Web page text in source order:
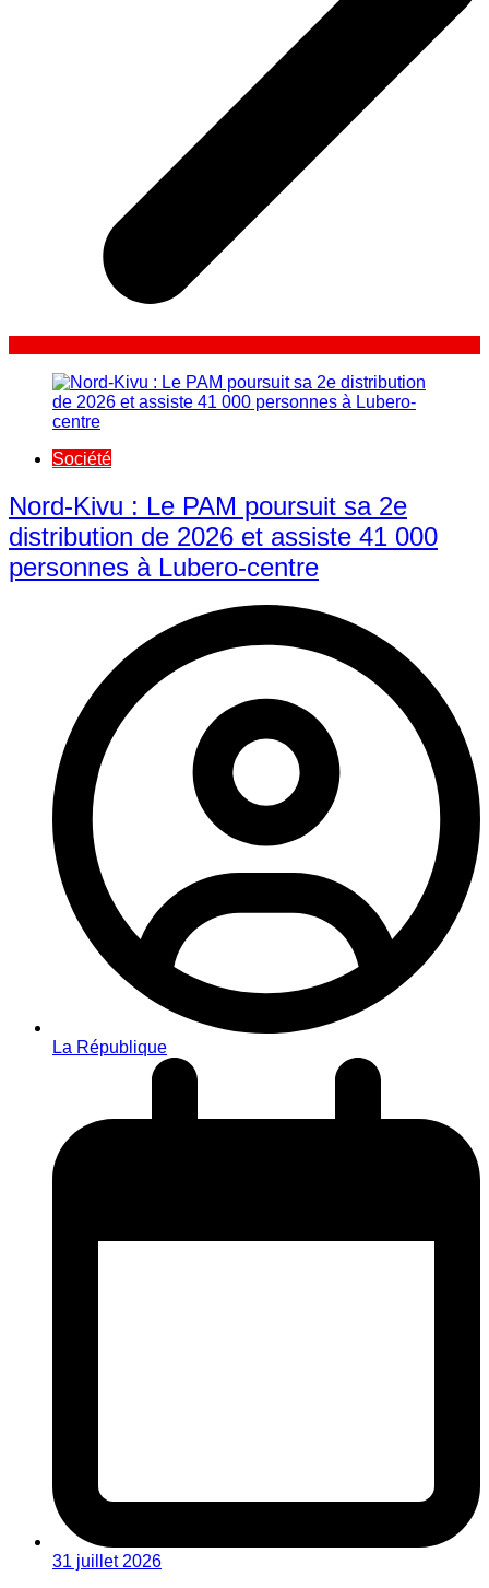
Société
Nord-Kivu : Le PAM poursuit sa 2e
distribution de 2026 et assiste 41 000
personnes à Lubero-centre
La République
31 juillet 2026